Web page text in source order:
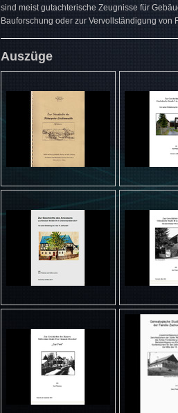
sind meist gutachterische Zeugnisse für
Bauforschung oder zur Vervollständigung
Auszüge